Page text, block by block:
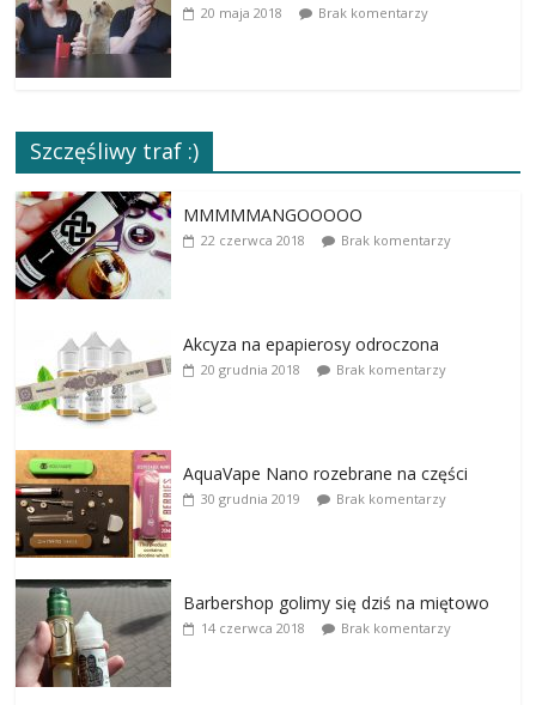
20 maja 2018 Brak komentarzy
Szczęśliwy traf :)
MMMMMANGOOOOO
22 czerwca 2018 Brak komentarzy
Akcyza na epapierosy odroczona
20 grudnia 2018 Brak komentarzy
AquaVape Nano rozebrane na części
30 grudnia 2019 Brak komentarzy
Barbershop golimy się dziś na miętowo
14 czerwca 2018 Brak komentarzy